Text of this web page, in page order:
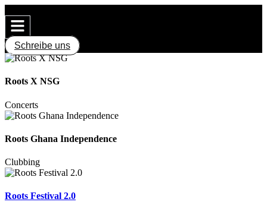
Schreibe uns
Roots X NSG
Concerts
Roots Ghana Independence
Clubbing
Roots Festival 2.0